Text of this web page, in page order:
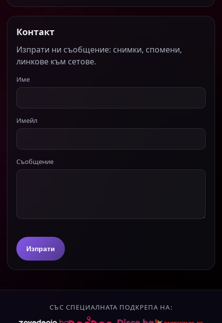
Контакт
Изпрати ни съобщение: снимки, спомени,
линкове към сетове.
Име
Имейл
Съобщение
Изпрати
СЪС СПЕЦИАЛНАТА ПОДКРЕПА НА: